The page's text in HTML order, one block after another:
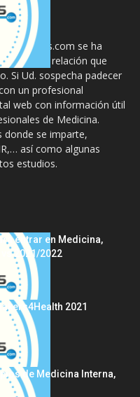
se ha
la relación que
Si Ud. sospecha padecer
un profesional
web con información útil
de Medicina.
donde se imparte,
así como algunas
estudios.
entrar en Medicina,
vs 2021/2022
2021
de Medicina Interna,